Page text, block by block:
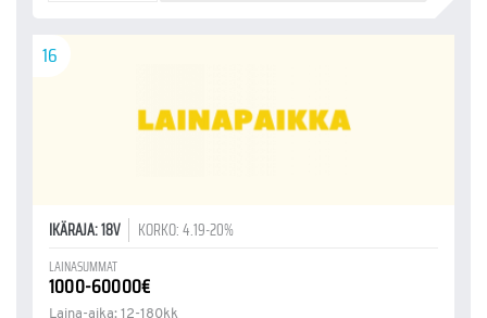
16
IKÄRAJA: 18V KORKO: 4.19-20%
LAINASUMMAT
1000-60000€
Laina-aika: 12-180kk